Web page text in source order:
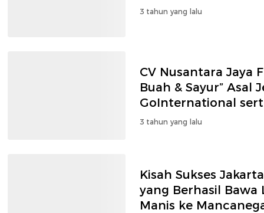
3 tahun yang lalu
CV Nusantara Jaya
Buah & Sayur” Asal
GoInternational
Lokal Melek Ekspor
3 tahun yang lalu
Kisah Sukses
yang Berhasil Bawa
Manis ke